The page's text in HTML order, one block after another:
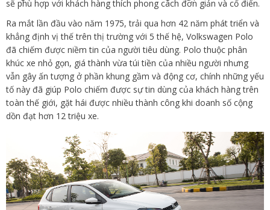
sẽ phù hợp với khách hàng thích phong cách đơn giản và cổ điển.
Ra mắt lần đầu vào năm 1975, trải qua hơn 42 năm phát triển và
khẳng định vị thế trên thị trường với 5 thế hệ, Volkswagen Polo
đã chiếm được niềm tin của người tiêu dùng. Polo thuộc phân
khúc xe nhỏ gọn, giá thành vừa túi tiền của nhiều người nhưng
vẫn gây ấn tượng ở phần khung gầm và động cơ, chính những yếu
tố này đã giúp Polo chiếm được sự tin dùng của khách hàng trên
toàn thế giới, gặt hái được nhiều thành công khi doanh số cộng
dồn đạt hơn 12 triệu xe.